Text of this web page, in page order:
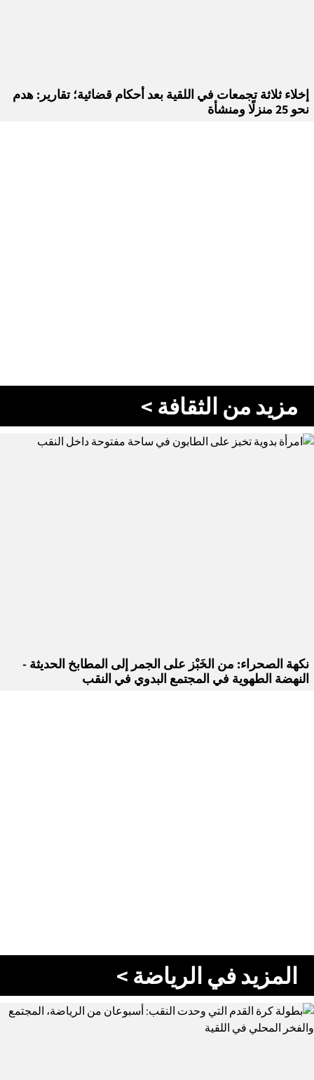
إخلاء ثلاثة تجمعات في اللقية بعد أحكام قضائية؛ تقارير: هدم
نحو 25 منزلًا ومنشأة
مزيد من الثقافة >
نكهة الصحراء: من الخَبْز على الجمر إلى المطابخ الحديثة -
النهضة الطهوية في المجتمع البدوي في النقب
المزيد في الرياضة >